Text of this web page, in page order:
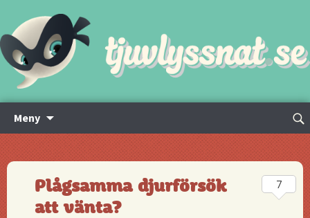
Meny
innehåll
Sök
Plågsamma djurförsök
att vänta?
7